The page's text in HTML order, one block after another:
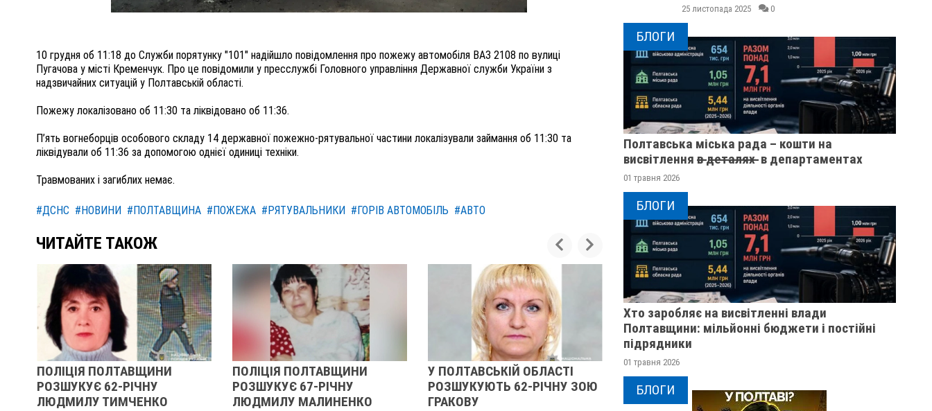
10 грудня об 11:18 до Служби порятунку "101" надійшло повідомлення про пожежу автомобіля ВАЗ 2108 по вулиці
Пугачова у місті Кременчук. Про це повідомили у пресслужбі Головного управління Державної служби України з
надзвичайних ситуацій у Полтавській області.
Пожежу локалізовано об 11:30 та ліквідовано об 11:36.
П’ять вогнеборців особового складу 14 державної пожежно-рятувальної частини локалізували займання об 11:30 та
ліквідували об 11:36 за допомогою однієї одиниці техніки.
Травмованих і загиблих немає.
#ДСНС #НОВИНИ #ПОЛТАВЩИНА #ПОЖЕЖА #РЯТУВАЛЬНИКИ #ГОРІВ АВТОМОБІЛЬ #АВТО
ЧИТАЙТЕ ТАКОЖ
ПОЛІЦІЯ ПОЛТАВЩИНИ
РОЗШУКУЄ 62-РІЧНУ
ЛЮДМИЛУ ТИМЧЕНКО
ПОЛІЦІЯ ПОЛТАВЩИНИ
РОЗШУКУЄ 67-РІЧНУ
ЛЮДМИЛУ МАЛИНЕНКО
У ПОЛТАВСЬКІЙ ОБЛАСТІ
РОЗШУКУЮТЬ 62-РІЧНУ ЗОЮ
ГРАКОВУ
У ПОЛТАВСЬКІЙ ОБЛАСТІ
РОЗШУКУЮТЬ 82-РІЧНУ
ГАННУ МЕРКОТАН
РОЗШУКУЄ 69-
МИХАЙЛА УДОДА
25 листопада 2025 0
БЛОГИ
Полтавська міська рада – кошти на
висвітлення в̶ ̶д̶е̶т̶а̶л̶я̶х̶ ̶ в департаментах
01 травня 2026
БЛОГИ
Хто заробляє на висвітленні влади
Полтавщини: мільйонні бюджети і постійні
підрядники
01 травня 2026
БЛОГИ